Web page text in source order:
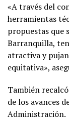
«A través del
herramientas
propuestas que
Barranquilla,
atractiva y
equitativa»,
También
de los avances
Administración.